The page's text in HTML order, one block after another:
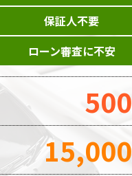
保証人不要
ローン審査に不安
500
15,000